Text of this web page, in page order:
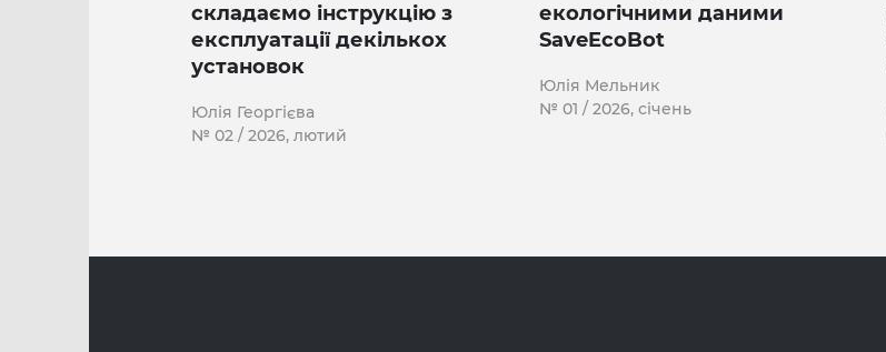
складаємо інструкцію з
експлуатації декількох
установок
Юлія Георгієва
№ 02 / 2026, лютий
екологічними даними
SaveEcoBot
Юлія Мельник
№ 01 / 2026, січень